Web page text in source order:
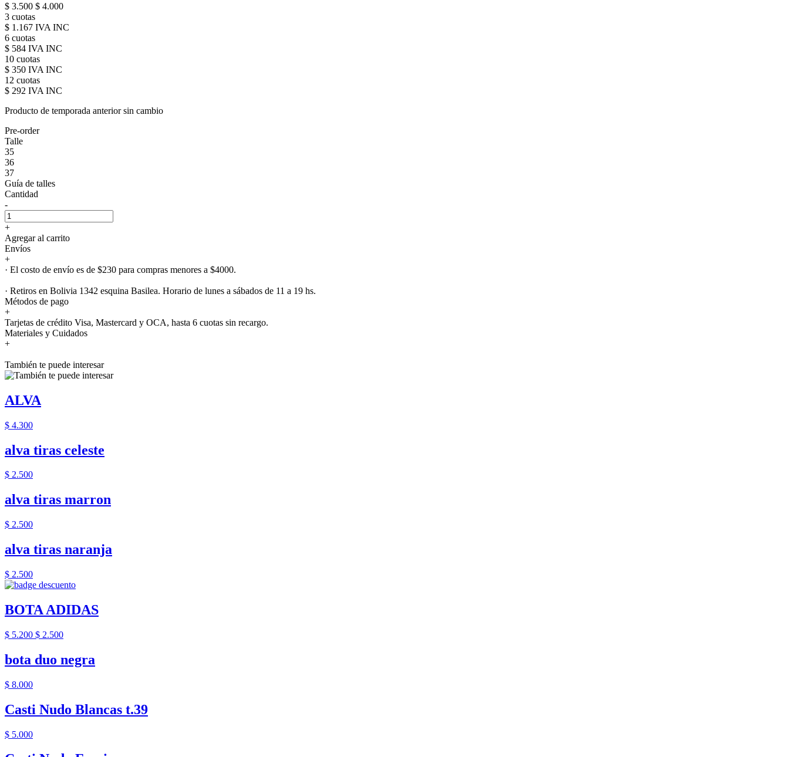
$ 3.500 $ 4.000
3 cuotas
$ 1.167 IVA INC
6 cuotas
$ 584 IVA INC
10 cuotas
$ 350 IVA INC
12 cuotas
$ 292 IVA INC
Producto de temporada anterior sin cambio
Pre-order
Talle
35
36
37
Guía de talles
Cantidad
-
+
Agregar al carrito
Envíos
+
· El costo de envío es de $230 para compras menores a $4000.
· Retiros en Bolivia 1342 esquina Basilea. Horario de lunes a sábados de 11 a 19 hs.
Métodos de pago
+
Tarjetas de crédito Visa, Mastercard y OCA, hasta 6 cuotas sin recargo.
Materiales y Cuidados
+
También te puede interesar
ALVA
$ 4.300
alva tiras celeste
$ 2.500
alva tiras marron
$ 2.500
alva tiras naranja
$ 2.500
BOTA ADIDAS
$ 5.200 $ 2.500
bota duo negra
$ 8.000
Casti Nudo Blancas t.39
$ 5.000